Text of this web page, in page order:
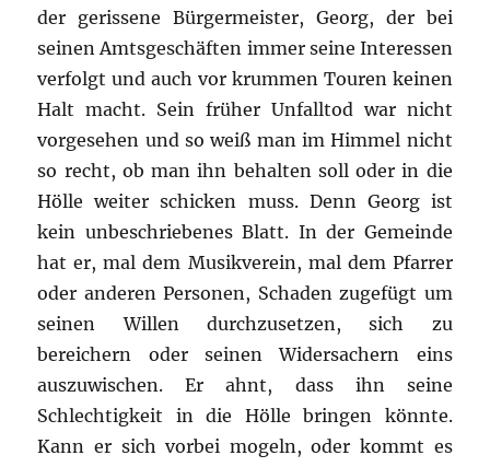
der gerissene Bürgermeister, Georg, der bei
seinen Amtsgeschäften immer seine Interessen
verfolgt und auch vor krummen Touren keinen
Halt macht. Sein früher Unfalltod war nicht
vorgesehen und so weiß man im Himmel nicht
so recht, ob man ihn behalten soll oder in die
Hölle weiter schicken muss. Denn Georg ist
kein unbeschriebenes Blatt. In der Gemeinde
hat er, mal dem Musikverein, mal dem Pfarrer
oder anderen Personen, Schaden zugefügt um
seinen Willen durchzusetzen, sich zu
bereichern oder seinen Widersachern eins
auszuwischen. Er ahnt, dass ihn seine
Schlechtigkeit in die Hölle bringen könnte.
Kann er sich vorbei mogeln, oder kommt es